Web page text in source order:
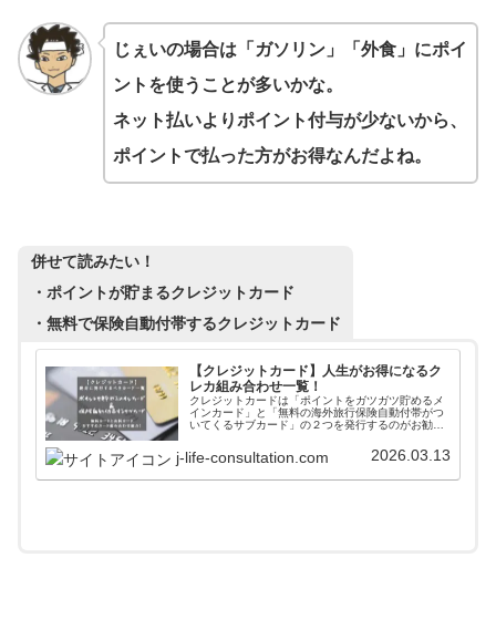
じぇいの場合は「ガソリン」「外食」にポイ
ントを使うことが多いかな。
ネット払いよりポイント付与が少ないから、
ポイントで払った方がお得なんだよね。
併せて読みたい！
・ポイントが貯まるクレジットカード
・無料で保険自動付帯するクレジットカード
【クレジットカード】人生がお得になるク
レカ組み合わせ一覧！
クレジットカードは「ポイントをガツガツ貯めるメ
インカード」と「無料の海外旅行保険自動付帯がつ
いてくるサブカード」の２つを発行するのがお勧
「旅行系最強カード」「無料の保険自動付帯カー
ド」の４種類を紹介しています。
j-life-consultation.com 2026.03.13